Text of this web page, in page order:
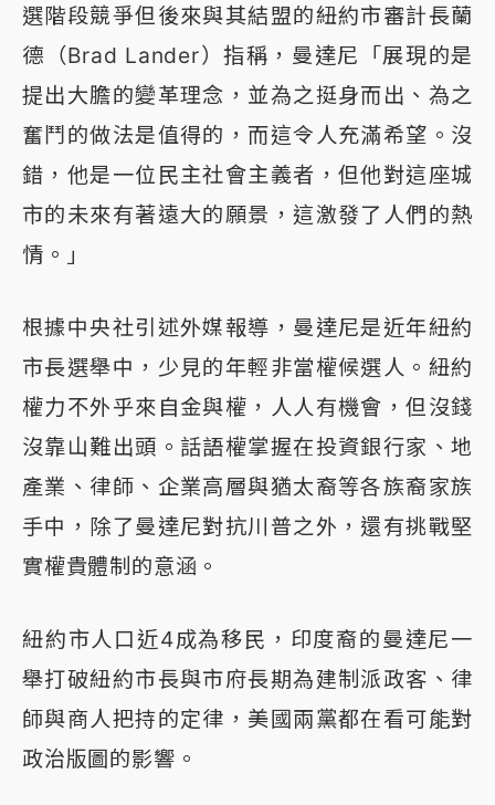
選階段競爭但後來與其結盟的紐約市審計長蘭
德（Brad Lander）指稱，曼達尼「展現的是
提出大膽的變革理念，並為之挺身而出、為之
奮鬥的做法是值得的，而這令人充滿希望。沒
錯，他是一位民主社會主義者，但他對這座城
市的未來有著遠大的願景，這激發了人們的熱
情。」
根據中央社引述外媒報導，曼達尼是近年紐約
市長選舉中，少見的年輕非當權候選人。紐約
權力不外乎來自金與權，人人有機會，但沒錢
沒靠山難出頭。話語權掌握在投資銀行家、地
產業、律師、企業高層與猶太裔等各族裔家族
手中，除了曼達尼對抗川普之外，還有挑戰堅
實權貴體制的意涵。
紐約市人口近4成為移民，印度裔的曼達尼一
舉打破紐約市長與市府長期為建制派政客、律
師與商人把持的定律，美國兩黨都在看可能對
政治版圖的影響。